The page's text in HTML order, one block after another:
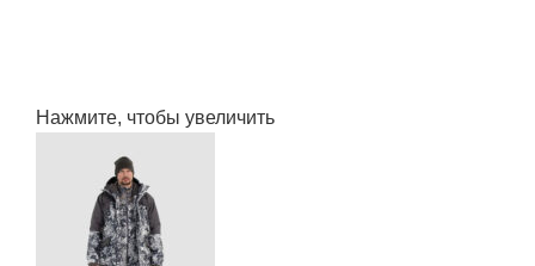
Нажмите, чтобы увеличить